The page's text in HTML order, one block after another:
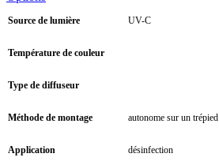
Source de lumière UV-C
Température de couleur
Type de diffuseur
Méthode de montage autonome sur un trépied
Application désinfection